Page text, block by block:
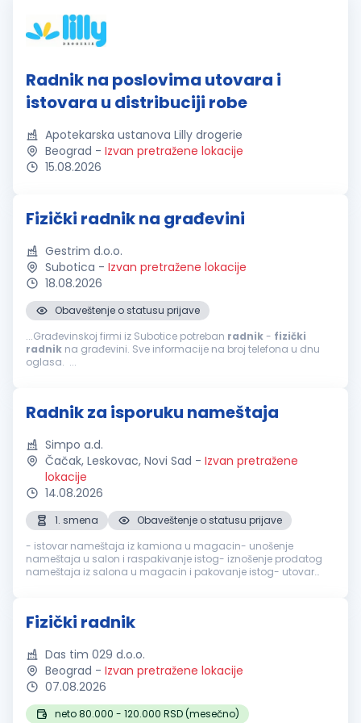
Radnik na poslovima utovara i
istovara u distribuciji robe
Apotekarska ustanova Lilly drogerie
Beograd - Izvan pretražene lokacije
15.08.2026
Fizički radnik na građevini
Gestrim d.o.o.
Subotica - Izvan pretražene lokacije
18.08.2026
Obaveštenje o statusu prijave
...Građevinskoj firmi iz Subotice potreban radnik- fizički
radnik na građevini. Sve informacije na broj telefona u dnu
oglasa. ...
Radnik za isporuku nameštaja
Simpo a.d.
Čačak, Leskovac, Novi Sad - Izvan pretražene
lokacije
14.08.2026
1. smena
Obaveštenje o statusu prijave
- istovar nameštaja iz kamiona u magacin- unošenje
nameštaja u salon i raspakivanje istog- iznošenje prodatog
nameštaja iz salona u magacin i pakovanje istog- utovar
Fizički radnik
Das tim 029 d.o.o.
Beograd - Izvan pretražene lokacije
07.08.2026
neto 80.000 - 120.000 RSD (mesečno)